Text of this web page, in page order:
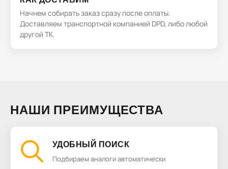
Начнем собирать заказ сразу после оплаты.
Доставляем транспортной компанией DPD, либо любой
другой ТК.
НАШИ ПРЕИМУЩЕСТВА
УДОБНЫЙ ПОИСК
Подбираем аналоги автоматически